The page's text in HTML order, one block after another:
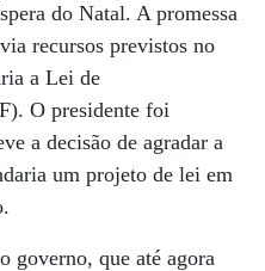
do Natal. A promessa
recursos previstos no
a Lei de
O presidente foi
a decisão de agradar a
um projeto de lei em
governo, que até agora